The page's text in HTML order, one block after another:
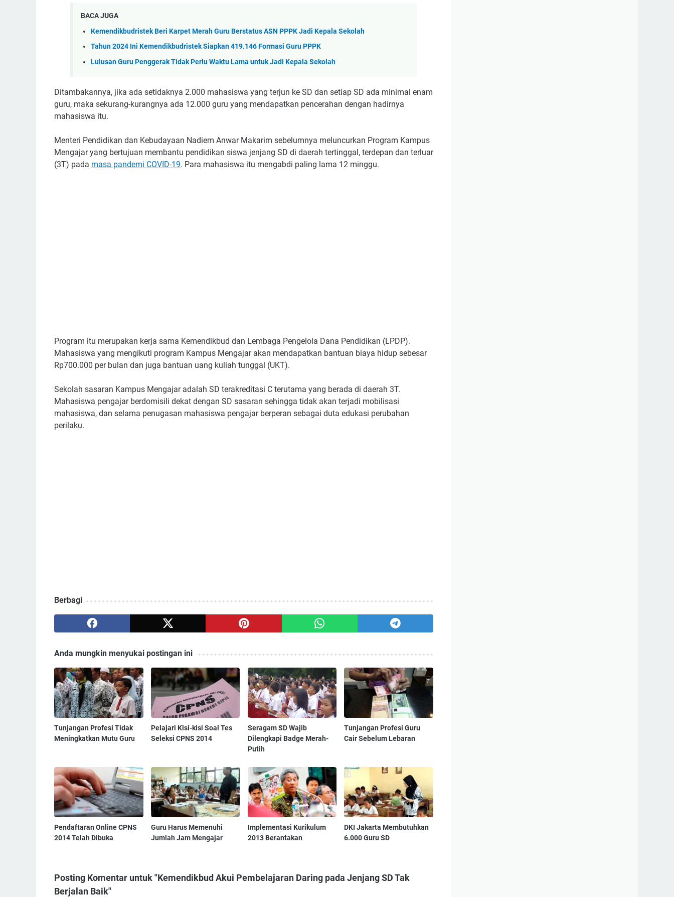
BACA JUGA
Kemendikbudristek Beri Karpet Merah Guru Berstatus ASN PPPK Jadi Kepala Sekolah
Tahun 2024 Ini Kemendikbudristek Siapkan 419.146 Formasi Guru PPPK
Lulusan Guru Penggerak Tidak Perlu Waktu Lama untuk Jadi Kepala Sekolah
Ditambakannya, jika ada setidaknya 2.000 mahasiswa yang terjun ke SD dan setiap SD ada minimal enam
guru, maka sekurang-kurangnya ada 12.000 guru yang mendapatkan pencerahan dengan hadirnya
mahasiswa itu.
Menteri Pendidikan dan Kebudayaan Nadiem Anwar Makarim sebelumnya meluncurkan Program Kampus
Mengajar yang bertujuan membantu pendidikan siswa jenjang SD di daerah tertinggal, terdepan dan terluar
(3T) pada masa pandemi COVID-19. Para mahasiswa itu mengabdi paling lama 12 minggu.
Program itu merupakan kerja sama Kemendikbud dan Lembaga Pengelola Dana Pendidikan (LPDP).
Mahasiswa yang mengikuti program Kampus Mengajar akan mendapatkan bantuan biaya hidup sebesar
Rp700.000 per bulan dan juga bantuan uang kuliah tunggal (UKT).
Sekolah sasaran Kampus Mengajar adalah SD terakreditasi C terutama yang berada di daerah 3T.
Mahasiswa pengajar berdomisili dekat dengan SD sasaran sehingga tidak akan terjadi mobilisasi
mahasiswa, dan selama penugasan mahasiswa pengajar berperan sebagai duta edukasi perubahan
perilaku.
Berbagi
Anda mungkin menyukai postingan ini
Tunjangan Profesi Tidak
Meningkatkan Mutu Guru
Pelajari Kisi-kisi Soal Tes
Seleksi CPNS 2014
Seragam SD Wajib
Dilengkapi Badge Merah-
Putih
Tunjangan Profesi Guru
Cair Sebelum Lebaran
Pendaftaran Online CPNS
2014 Telah Dibuka
Guru Harus Memenuhi
Jumlah Jam Mengajar
Implementasi Kurikulum
2013 Berantakan
DKI Jakarta Membutuhkan
6.000 Guru SD
Posting Komentar untuk "Kemendikbud Akui Pembelajaran Daring pada Jenjang SD Tak
Berjalan Baik"